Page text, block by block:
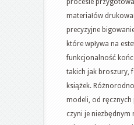
procesie
materiałów
precyzyjne
które wpływa na
funkcjonalność
takich jak broszury,
książek.
modeli, od
czyni je niezbędnym